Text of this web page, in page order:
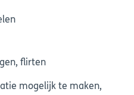
flirten
mogelijk te maken,